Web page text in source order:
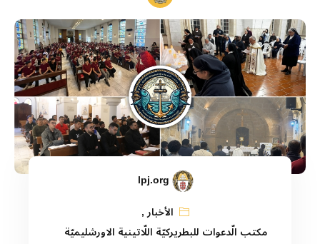
lpj.org
الأخبار,
مكتب الّدعوات للبطريركيّة اللّاتينية الاورشليميّة